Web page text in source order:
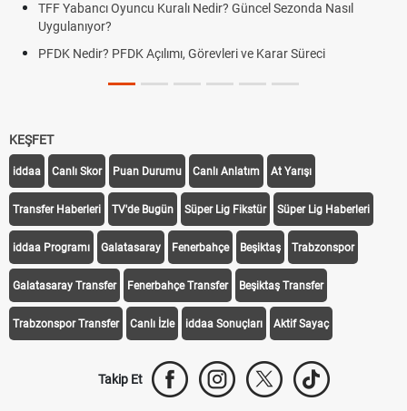
Yabancı Oyuncu Kuralı Nedir? Güncel Sezonda Nasıl
Nedir? PFDK Açılımı, Görevleri ve Karar Süreci
KEŞFET
iddaa Canlı Skor Puan Durumu Canlı Anlatım At Yarışı
Transfer Haberleri TV'de Bugün Süper Lig Fikstür Süper Lig Haberleri
iddaa Programı Galatasaray Fenerbahçe Beşiktaş Trabzonspor
Galatasaray Transfer Fenerbahçe Transfer Beşiktaş Transfer
Trabzonspor Transfer Canlı İzle iddaa Sonuçları Aktif Sayaç